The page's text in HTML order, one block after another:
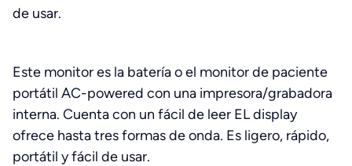
de usar.
Este monitor es la batería o el monitor de paciente
portátil AC-powered con una impresora/grabadora
interna. Cuenta con un fácil de leer EL display
ofrece hasta tres formas de onda. Es ligero, rápido,
portátil y fácil de usar.